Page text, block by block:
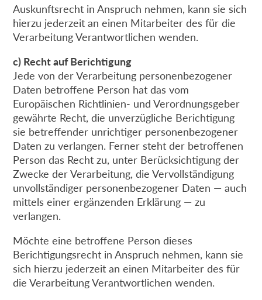
Auskunftsrecht in Anspruch nehmen, kann sie sich
hierzu jederzeit an einen Mitarbeiter des für die
Verarbeitung Verantwortlichen wenden.
c) Recht auf Berichtigung
Jede von der Verarbeitung personenbezogener
Daten betroffene Person hat das vom
Europäischen Richtlinien- und Verordnungsgeber
gewährte Recht, die unverzügliche Berichtigung
sie betreffender unrichtiger personenbezogener
Daten zu verlangen. Ferner steht der betroffenen
Person das Recht zu, unter Berücksichtigung der
Zwecke der Verarbeitung, die Vervollständigung
unvollständiger personenbezogener Daten — auch
mittels einer ergänzenden Erklärung — zu
verlangen.
Möchte eine betroffene Person dieses
Berichtigungsrecht in Anspruch nehmen, kann sie
sich hierzu jederzeit an einen Mitarbeiter des für
die Verarbeitung Verantwortlichen wenden.